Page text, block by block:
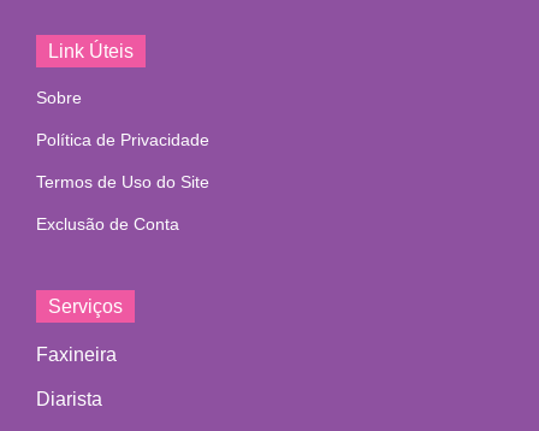
Link Úteis
Sobre
Política de Privacidade
Termos de Uso do Site
Exclusão de Conta
Serviços
Faxineira
Diarista